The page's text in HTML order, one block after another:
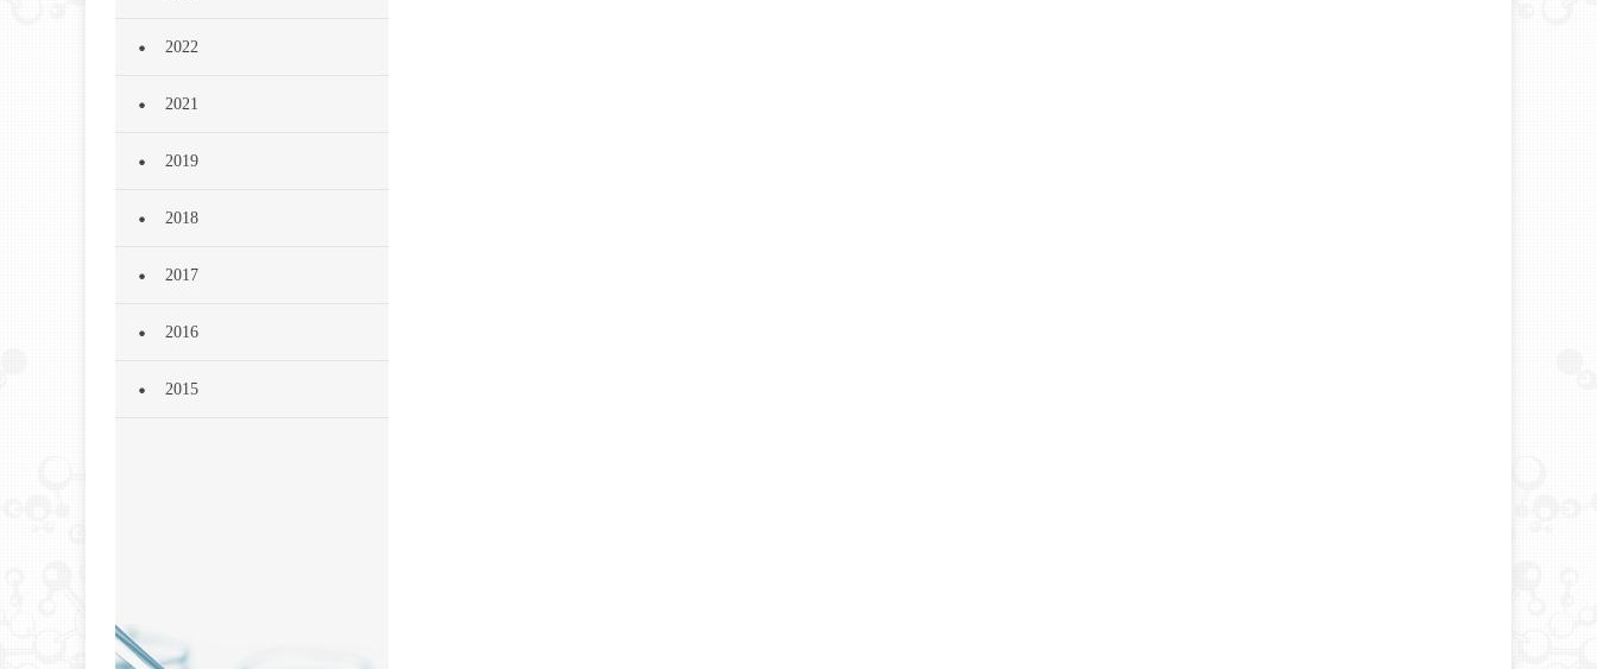
2022
2021
2019
2018
2017
2016
2015